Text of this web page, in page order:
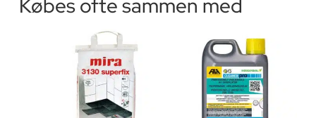
Købes ofte sammen med